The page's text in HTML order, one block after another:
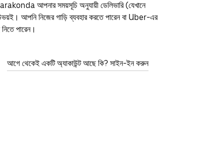
আপনার সময়সূচি অনুযায়ী ডেলিভারি (যেখানে
আপনি নিজের গাড়ি ব্যবহার করতে পারেন বা Uber-এর
পারেন।
আগে থেকেই একটি অ্যাকাউন্ট আছে কি? সাইন-ইন করুন